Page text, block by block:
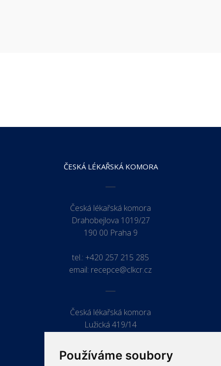
Používáme soubory
ČESKÁ LÉKAŘSKÁ KOMORA
Česká lékařská komora
Drahobejlova 1019/27
190 00 Praha 9
tel.: +420 257 215 285
email: recepce@clkcr.cz
Česká lékařská komora
Lužická 419/14